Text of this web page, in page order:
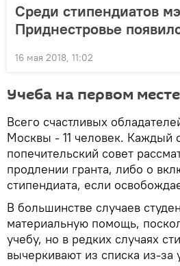
Среди стипендиатов
Приднестровье
16 мая 2018, 11:02
Учеба на первом месте
Всего счастливых
Москвы - 11 человек. Каждый
попечительский совет
продлении гранта, либо о
стипендиата, если
В большинстве случаев
материальную помощь,
учебу, но в редких случаях
вычеркивают из списка из-за